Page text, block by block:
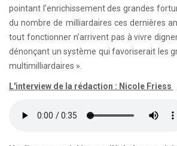
pointant l’enrichissement des grandes
du nombre de milliardaires ces dernières
tout fonctionner n’arrivent pas à vivre
dénonçant un système qui favoriserait les
multimilliardaires ».
L'interview de la rédaction : Nicole Friess